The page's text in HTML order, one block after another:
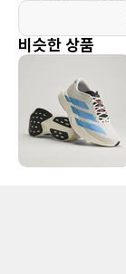
비슷한 상품